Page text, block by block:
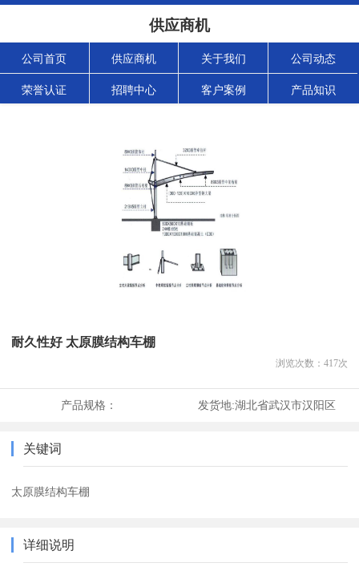
供应商机
公司首页 供应商机 关于我们 公司动态
荣誉认证 招聘中心 客户案例 产品知识
耐久性好 太原膜结构车棚
浏览次数： 417次
产品规格： 发货地:湖北省武汉市汉阳区
关键词
太原膜结构车棚
详细说明